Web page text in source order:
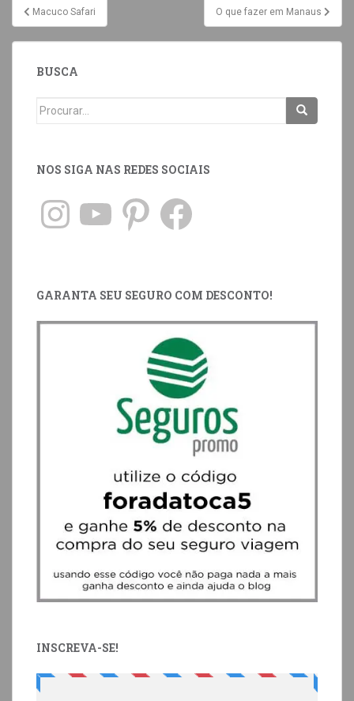
Macuco Safari O que fazer em Manaus
BUSCA
NOS SIGA NAS REDES SOCIAIS
GARANTA SEU SEGURO COM DESCONTO!
INSCREVA-SE!